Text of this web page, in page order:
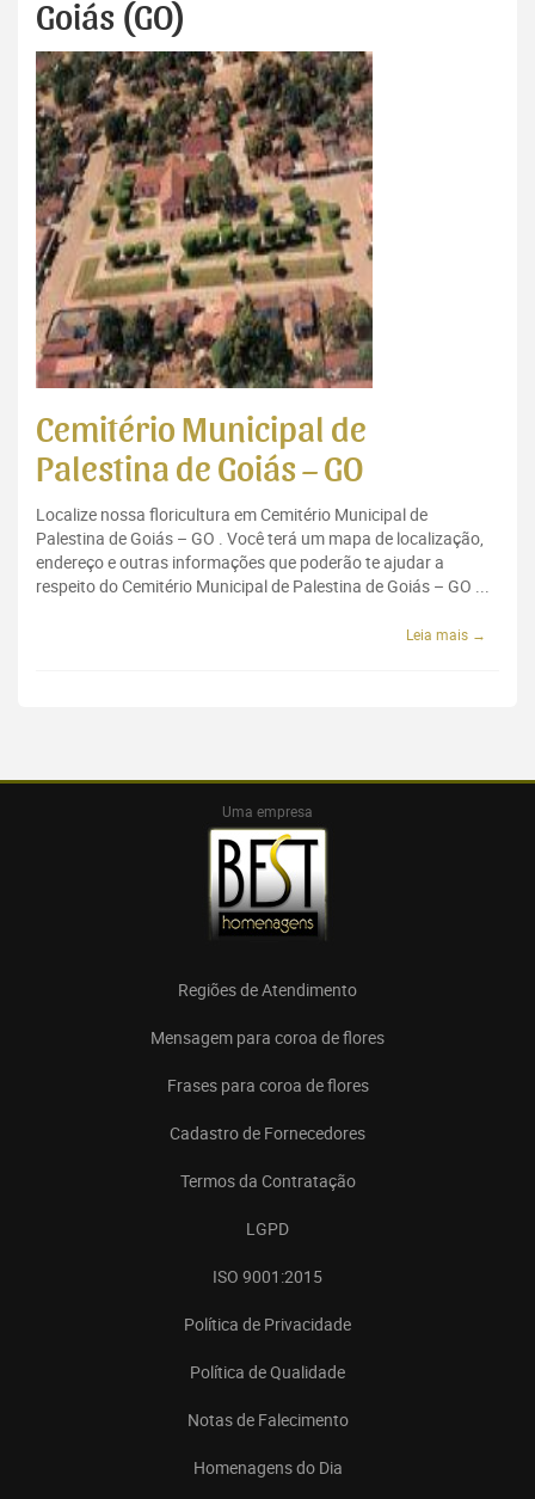
Goiás (GO)
Cemitério Municipal de
Palestina de Goiás – GO
Localize nossa floricultura em Cemitério Municipal de
Palestina de Goiás – GO . Você terá um mapa de localização,
endereço e outras informações que poderão te ajudar a
respeito do Cemitério Municipal de Palestina de Goiás – GO ...
Leia mais →
Uma empresa
Regiões de Atendimento
Mensagem para coroa de flores
Frases para coroa de flores
Cadastro de Fornecedores
Termos da Contratação
LGPD
ISO 9001:2015
Política de Privacidade
Política de Qualidade
Notas de Falecimento
Homenagens do Dia